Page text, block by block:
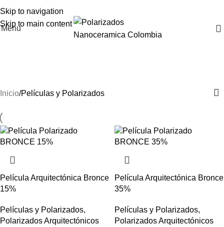
Skip to navigation
Skip to main content
Menu
Inicio Películas y Polarizados
Película Arquitectónica Bronce
15%
Películas y Polarizados,
Polarizados Arquitectónicos
Película Arquitectónica Bronce
35%
Películas y Polarizados,
Polarizados Arquitectónicos